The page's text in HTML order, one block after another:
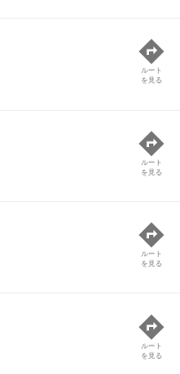
ルート
を見る
ルート
を見る
ルート
を見る
ルート
を見る